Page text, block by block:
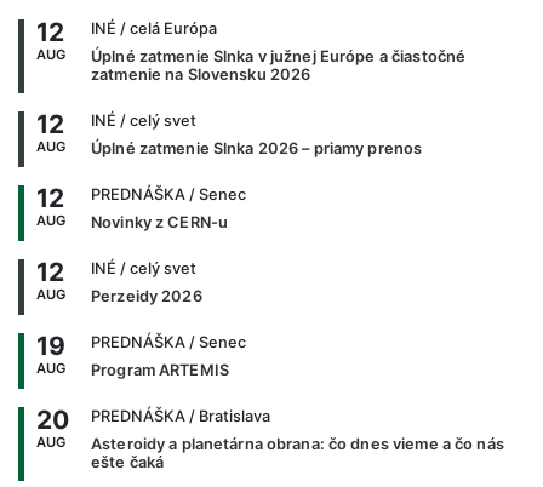
12
AUG
INÉ / celá Európa
Úplné zatmenie Slnka v južnej Európe a čiastočné
zatmenie na Slovensku 2026
12
AUG
INÉ / celý svet
Úplné zatmenie Slnka 2026 – priamy prenos
12
AUG
PREDNÁŠKA / Senec
Novinky z CERN-u
12
AUG
INÉ / celý svet
Perzeidy 2026
19
AUG
PREDNÁŠKA / Senec
Program ARTEMIS
20
AUG
PREDNÁŠKA / Bratislava
Asteroidy a planetárna obrana: čo dnes vieme a čo nás
ešte čaká